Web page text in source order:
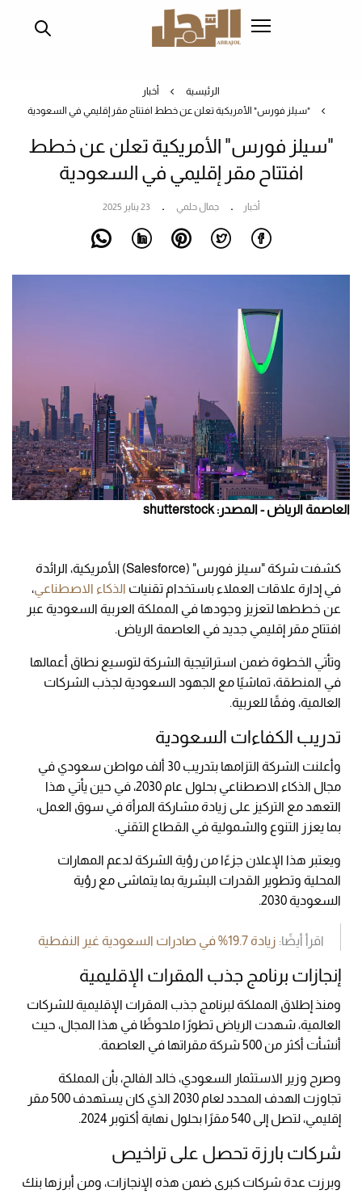
الرئيسية
أخبار
"سيلز فورس" الأمريكية تعلن عن خطط افتتاح مقر إقليمي في السعودية
"سيلز فورس" الأمريكية تعلن عن خطط
افتتاح مقر إقليمي في السعودية
أخبار جمال حلمي 23 يناير 2025
العاصمة الرياض - المصدر: shutterstock
كشفت شركة "سيلز فورس" (Salesforce) الأمريكية، الرائدة
في إدارة علاقات العملاء باستخدام تقنيات الذكاء الاصطناعي،
عن خططها لتعزيز وجودها في المملكة العربية السعودية عبر
افتتاح مقر إقليمي جديد في العاصمة الرياض.
وتأتي الخطوة ضمن استراتيجية الشركة لتوسيع نطاق أعمالها
في المنطقة، تماشيًا مع الجهود السعودية لجذب الشركات
العالمية، وفقًا للعربية.
تدريب الكفاءات السعودية
وأعلنت الشركة التزامها بتدريب 30 ألف مواطن سعودي في
مجال الذكاء الاصطناعي بحلول عام 2030، في حين يأتي هذا
التعهد مع التركيز على زيادة مشاركة المرأة في سوق العمل،
بما يعزز التنوع والشمولية في القطاع التقني.
ويعتبر هذا الإعلان جزءًا من رؤية الشركة لدعم المهارات
المحلية وتطوير القدرات البشرية بما يتماشى مع رؤية
السعودية 2030.
اقرأ أيضًا: زيادة 19.7% في صادرات السعودية غير النفطية
إنجازات برنامج جذب المقرات الإقليمية
ومنذ إطلاق المملكة لبرنامج جذب المقرات الإقليمية للشركات
العالمية، شهدت الرياض تطورًا ملحوظًا في هذا المجال، حيث
أنشأت أكثر من 500 شركة مقراتها في العاصمة.
وصرح وزير الاستثمار السعودي، خالد الفالح، بأن المملكة
تجاوزت الهدف المحدد لعام 2030 الذي كان يستهدف 500 مقر
إقليمي، لتصل إلى 540 مقرًا بحلول نهاية أكتوبر 2024.
شركات بارزة تحصل على تراخيص
وبرزت عدة شركات كبرى ضمن هذه الإنجازات، ومن أبرزها بنك